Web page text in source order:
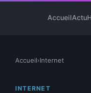
AccueilActu
Accueil›Internet
INTERNET